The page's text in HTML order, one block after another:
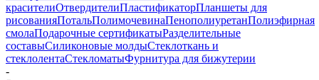
красителиОтвердителиПластификаторПланшеты для
рисованияПотальПолимочевинаПенополиуретанПолиэфирная
смолаПодарочные сертификатыРазделительные
составыСиликоновые молдыСтеклоткань и
стеклолентаСтекломатыФурнитура для бижутерии
-